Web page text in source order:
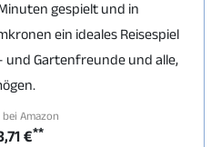
gespielt und in
ein ideales Reisespiel
Gartenfreunde und alle,
bei Amazon
€**